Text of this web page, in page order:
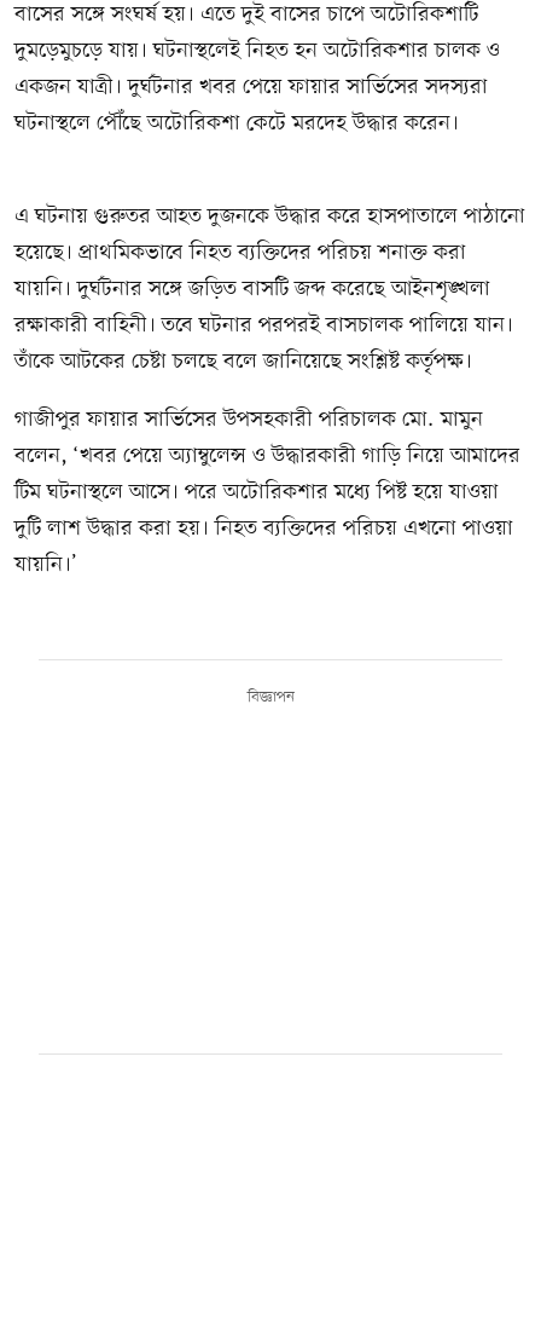
বাসের সঙ্গে সংঘর্ষ হয়। এতে দুই বাসের চাপে অটোরিকশাটি
দুমড়েমুচড়ে যায়। ঘটনাস্থলেই নিহত হন অটোরিকশার চালক ও
একজন যাত্রী। দুর্ঘটনার খবর পেয়ে ফায়ার সার্ভিসের সদস্যরা
ঘটনাস্থলে পৌঁছে অটোরিকশা কেটে মরদেহ উদ্ধার করেন।
এ ঘটনায় গুরুতর আহত দুজনকে উদ্ধার করে হাসপাতালে পাঠানো
হয়েছে। প্রাথমিকভাবে নিহত ব্যক্তিদের পরিচয় শনাক্ত করা
যায়নি। দুর্ঘটনার সঙ্গে জড়িত বাসটি জব্দ করেছে আইনশৃঙ্খলা
রক্ষাকারী বাহিনী। তবে ঘটনার পরপরই বাসচালক পালিয়ে যান।
তাঁকে আটকের চেষ্টা চলছে বলে জানিয়েছে সংশ্লিষ্ট কর্তৃপক্ষ।
গাজীপুর ফায়ার সার্ভিসের উপসহকারী পরিচালক মো. মামুন
বলেন, ‘খবর পেয়ে অ্যাম্বুলেন্স ও উদ্ধারকারী গাড়ি নিয়ে আমাদের
টিম ঘটনাস্থলে আসে। পরে অটোরিকশার মধ্যে পিষ্ট হয়ে যাওয়া
দুটি লাশ উদ্ধার করা হয়। নিহত ব্যক্তিদের পরিচয় এখনো পাওয়া
যায়নি।’
বিজ্ঞাপন